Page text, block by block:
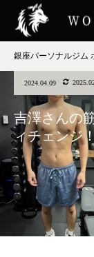
銀座パーソナルジム
2024.04.09
吉澤さんの
ィチェンジ